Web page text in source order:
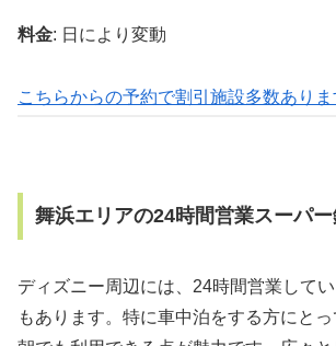
料金: 日により変動
こちらからの予約で割引施設多数ありま
舞浜エリアの24時間営業スーパ
ディズニー周辺には、24時間営業して
もあります。特に車中泊をする方にと